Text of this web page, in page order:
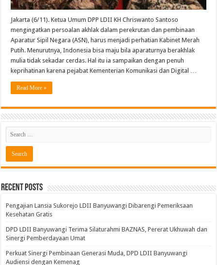
Jakarta (6/11). Ketua Umum DPP LDII KH Chriswanto Santoso
mengingatkan persoalan akhlak dalam perekrutan dan pembinaan
Aparatur Sipil Negara (ASN), harus menjadi perhatian Kabinet Merah
Putih. Menurutnya, Indonesia bisa maju bila aparaturnya berakhlak
mulia tidak sekadar cerdas. Hal itu ia sampaikan dengan penuh
keprihatinan karena pejabat Kementerian Komunikasi dan Digital …
Read More »
Recent Posts
Pengajian Lansia Sukorejo LDII Banyuwangi Dibarengi Pemeriksaan
Kesehatan Gratis
DPD LDII Banyuwangi Terima Silaturahmi BAZNAS, Pererat Ukhuwah dan
Sinergi Pemberdayaan Umat
Perkuat Sinergi Pembinaan Generasi Muda, DPD LDII Banyuwangi
Audiensi dengan Kemenag